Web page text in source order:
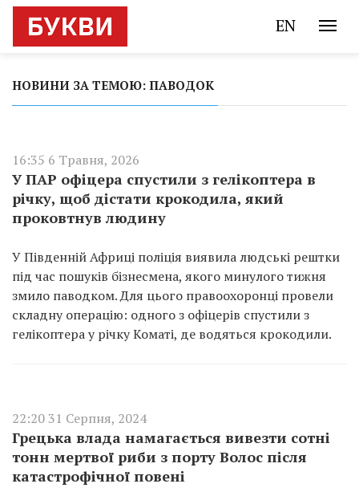
EN
НОВИНИ ЗА ТЕМОЮ: ПАВОДОК
16:35 6 Травня, 2026
У ПАР офіцера спустили з гелікоптера в
річку, щоб дістати крокодила, який
проковтнув людину
У Південній Африці поліція виявила людські рештки
під час пошуків бізнесмена, якого минулого тижня
змило паводком. Для цього правоохоронці провели
складну операцію: одного з офіцерів спустили з
гелікоптера у річку Коматі, де водяться крокодили.
22:20 31 Серпня, 2024
Грецька влада намагається вивезти сотні
тонн мертвої риби з порту Волос після
катастрофічної повені